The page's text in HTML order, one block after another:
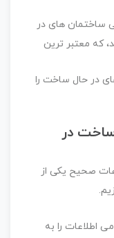
ساختمان های در
که معتبر ترین
در حال ساخت را
ساخت در
صحیح یکی از
اطلاعات را به